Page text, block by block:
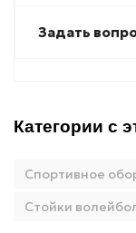
Задать
Категории с
Спортивное
Стойки